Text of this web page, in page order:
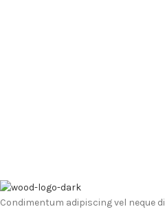
Condimentum adipiscing vel neque